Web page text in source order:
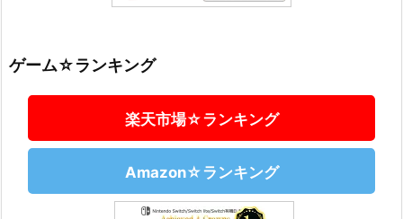
ゲーム☆ランキング
楽天市場☆ランキング
Amazon☆ランキング